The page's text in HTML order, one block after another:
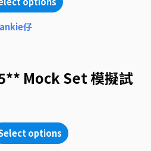
仔
Mock Set 模擬試
options